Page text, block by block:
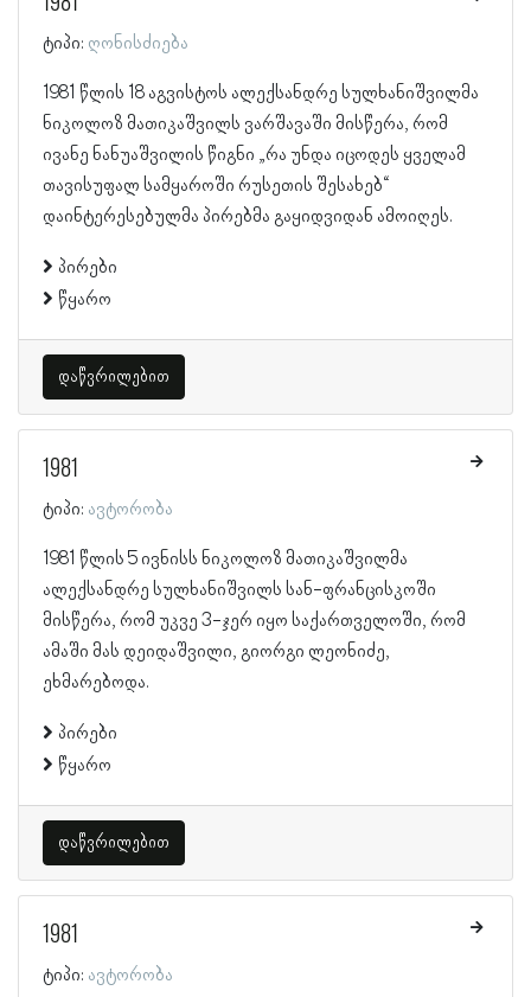
ტიპი: ღონისძიება
1981 წლის 18 აგვისტოს ალექსანდრე სულხანიშვილმა
ნიკოლოზ მათიკაშვილს ვარშავაში მისწერა, რომ
ივანე ნანუაშვილის წიგნი „რა უნდა იცოდეს ყველამ
თავისუფალ სამყაროში რუსეთის შესახებ“
დაინტერესებულმა პირებმა გაყიდვიდან ამოიღეს.
პირები
წყარო
დაწვრილებით
1981
ტიპი: ავტორობა
1981 წლის 5 ივნისს ნიკოლოზ მათიკაშვილმა
ალექსანდრე სულხანიშვილს სან-ფრანცისკოში
მისწერა, რომ უკვე 3-ჯერ იყო საქართველოში, რომ
ამაში მას დეიდაშვილი, გიორგი ლეონიძე,
ეხმარებოდა.
პირები
წყარო
დაწვრილებით
1981
ტიპი: ავტორობა